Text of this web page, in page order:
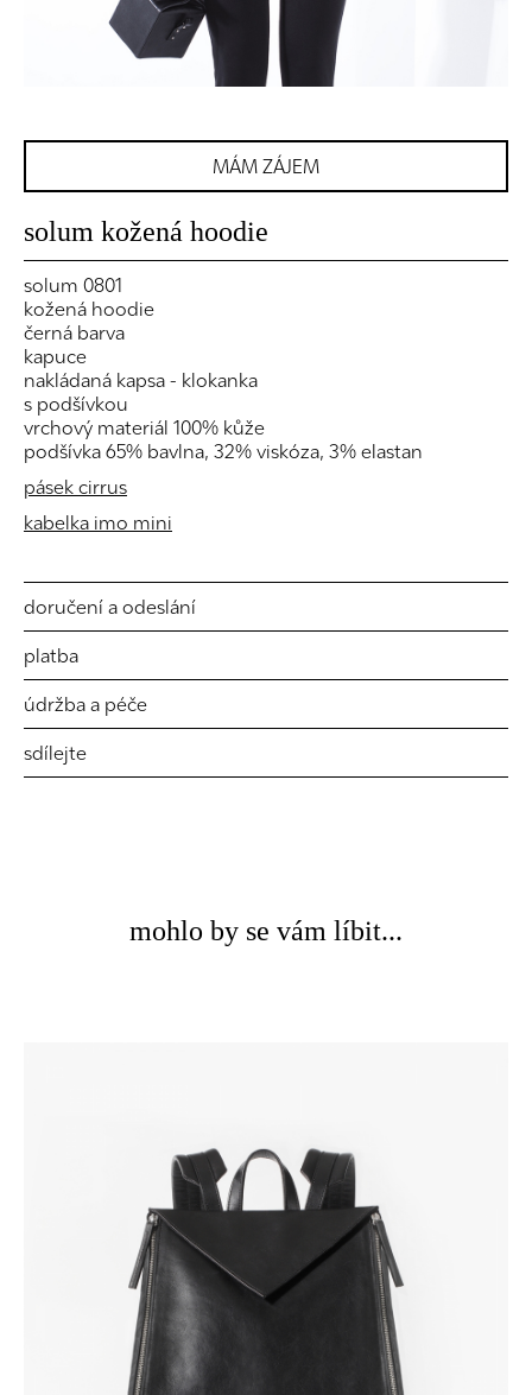
MÁM ZÁJEM
solum kožená hoodie
solum 0801
kožená hoodie
černá barva
kapuce
nakládaná kapsa - klokanka
s podšívkou
vrchový materiál 100% kůže
podšívka 65% bavlna, 32% viskóza, 3% elastan
pásek cirrus
kabelka imo mini
doručení a odeslání
platba
údržba a péče
sdílejte
mohlo by se vám líbit...